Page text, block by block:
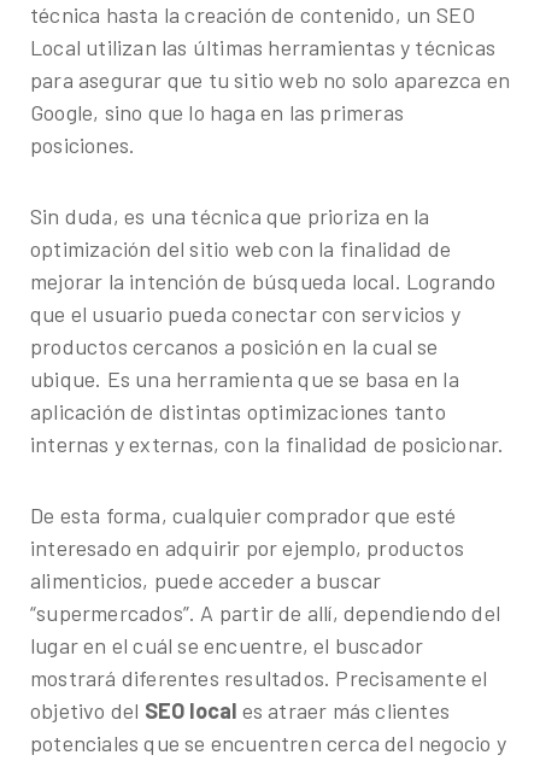
técnica hasta la creación de contenido, un SEO
Local utilizan las últimas herramientas y técnicas
para asegurar que tu sitio web no solo aparezca en
Google, sino que lo haga en las primeras
posiciones.
Sin duda, es una técnica que prioriza en la
optimización del sitio web con la finalidad de
mejorar la intención de búsqueda local. Logrando
que el usuario pueda conectar con servicios y
productos cercanos a posición en la cual se
ubique. Es una herramienta que se basa en la
aplicación de distintas optimizaciones tanto
internas y externas, con la finalidad de posicionar.
De esta forma, cualquier comprador que esté
interesado en adquirir por ejemplo, productos
alimenticios, puede acceder a buscar
“supermercados”. A partir de allí, dependiendo del
lugar en el cuál se encuentre, el buscador
mostrará diferentes resultados. Precisamente el
objetivo del SEO local es atraer más clientes
potenciales que se encuentren cerca del negocio y